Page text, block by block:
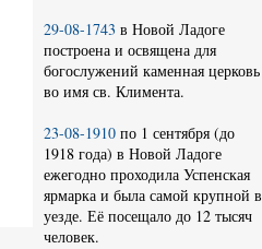
29-08-1743 в Новой Ладоге
построена и освящена для
богослужений каменная церковь
во имя св. Климента.
23-08-1910 по 1 сентября (до
1918 года) в Новой Ладоге
ежегодно проходила Успенская
ярмарка и была самой крупной в
уезде. Её посещало до 12 тысяч
человек.